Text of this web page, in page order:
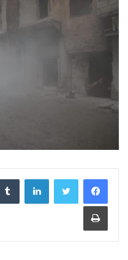
لينكدإن
طباعة